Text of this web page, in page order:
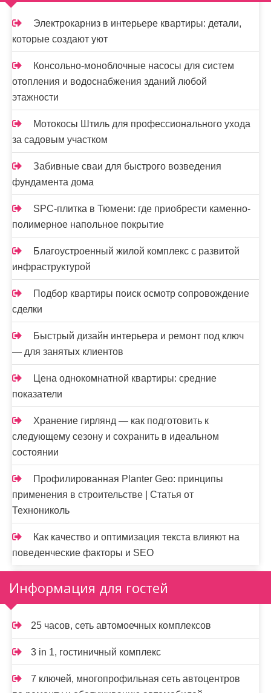
м
Электрокарниз в интерьере квартиры: детали,
которые создают уют
Консольно-моноблочные насосы для систем
отопления и водоснабжения зданий любой
этажности
Мотокосы Штиль для профессионального ухода
за садовым участком
Забивные сваи для быстрого возведения
фундамента дома
SPC-плитка в Тюмени: где приобрести каменно-
полимерное напольное покрытие
Благоустроенный жилой комплекс с развитой
инфраструктурой
Подбор квартиры поиск осмотр сопровождение
сделки
Быстрый дизайн интерьера и ремонт под ключ
— для занятых клиентов
Цена однокомнатной квартиры: средние
показатели
Хранение гирлянд — как подготовить к
следующему сезону и сохранить в идеальном
состоянии
Профилированная Planter Geo: принципы
применения в строительстве | Статья от
Технониколь
Как качество и оптимизация текста влияют на
поведенческие факторы и SEO
Информация для гостей
25 часов, сеть автомоечных комплексов
3 in 1, гостиничный комплекс
7 ключей, многопрофильная сеть автоцентров